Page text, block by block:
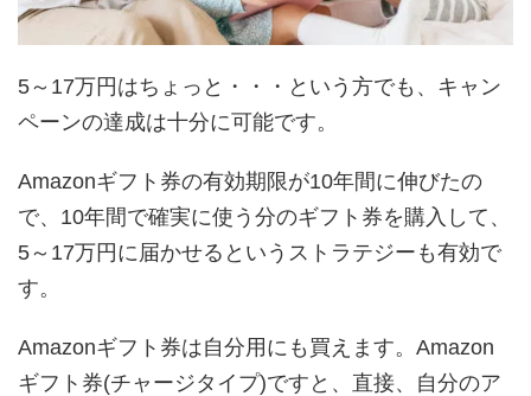
5～17万円はちょっと・・・という方でも、キャン
ペーンの達成は十分に可能です。
Amazonギフト券の有効期限が10年間に伸びたの
で、10年間で確実に使う分のギフト券を購入して、
5～17万円に届かせるというストラテジーも有効で
す。
Amazonギフト券は自分用にも買えます。Amazon
ギフト券(チャージタイプ)ですと、直接、自分のア